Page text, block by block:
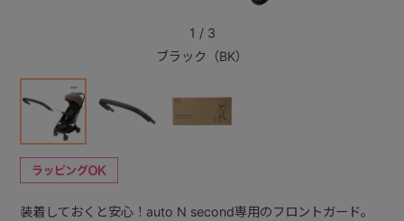
ブラック（BK）
1 / 3
装着しておくと安心！auto N second専用のフロントガード。